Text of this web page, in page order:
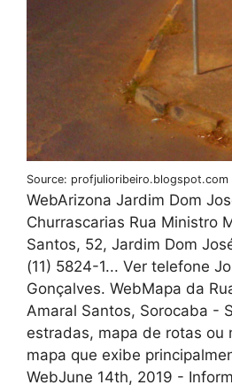
Source: profjulioribeiro.blogspot.com
WebArizona Jardim Dom
Churrascarias Rua Ministro
Santos, 52, Jardim Dom
(11) 5824-1... Ver telefone
Gonçalves. WebMapa da
Amaral Santos, Sorocaba -
estradas, mapa de rotas ou
mapa que exibe
WebJune 14th, 2019 -